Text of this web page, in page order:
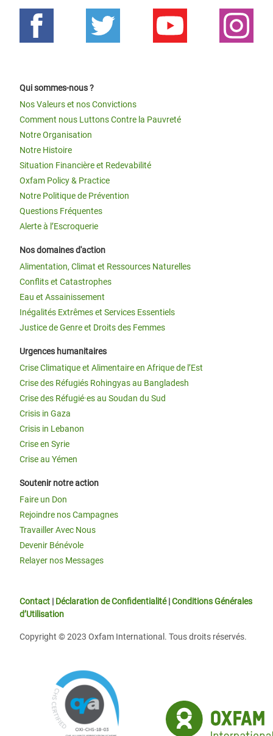
Qui sommes-nous ?
Nos Valeurs et nos Convictions
Comment nous Luttons Contre la Pauvreté
Notre Organisation
Notre Histoire
Situation Financière et Redevabilité
Oxfam Policy & Practice
Notre Politique de Prévention
Questions Fréquentes
Alerte à l’Escroquerie
Nos domaines d'action
Alimentation, Climat et Ressources Naturelles
Conflits et Catastrophes
Eau et Assainissement
Inégalités Extrêmes et Services Essentiels
Justice de Genre et Droits des Femmes
Urgences humanitaires
Crise Climatique et Alimentaire en Afrique de l’Est
Crise des Réfugiés Rohingyas au Bangladesh
Crise des Réfugié·es au Soudan du Sud
Crisis in Gaza
Crisis in Lebanon
Crise en Syrie
Crise au Yémen
Soutenir notre action
Faire un Don
Rejoindre nos Campagnes
Travailler Avec Nous
Devenir Bénévole
Relayer nos Messages
Contact | Déclaration de Confidentialité|Conditions Générales
d’Utilisation
Copyright © 2023 Oxfam International. Tous droits réservés.